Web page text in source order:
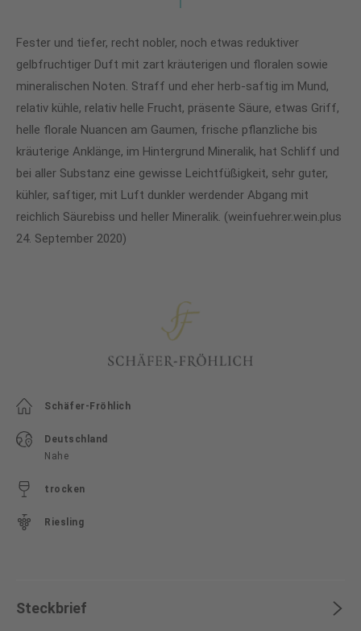
Fester und tiefer, recht nobler, noch etwas reduktiver
gelbfruchtiger Duft mit zart kräuterigen und floralen sowie
mineralischen Noten. Straff und eher herb-saftig im Mund,
relativ kühle, relativ helle Frucht, präsente Säure, etwas Griff,
helle florale Nuancen am Gaumen, frische pflanzliche bis
kräuterige Anklänge, im Hintergrund Mineralik, hat Schliff und
bei aller Substanz eine gewisse Leichtfüßigkeit, sehr guter,
kühler, saftiger, mit Luft dunkler werdender Abgang mit
reichlich Säurebiss und heller Mineralik. (weinfuehrer.wein.plus
24. September 2020)
Schäfer-Fröhlich
Deutschland
Nahe
trocken
Riesling
Steckbrief